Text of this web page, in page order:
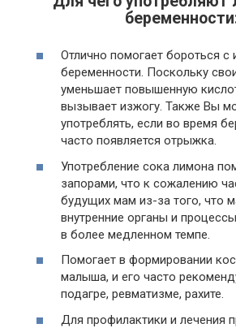
Отлично помогает бороться с
беременности. Поскольку
уменьшает повышенную
вызывает изжогу. Также Вы
употреблять, если во время
часто появляется отрыжка.
Употребление сока лимона
запорами, что к сожалению
будущих мам из-за того, что
внутренние органы и
в более медленном темпе.
Помогает в формировании
малыша, и его часто
подагре, ревматизме, рахите.
Для профилактики и лечения